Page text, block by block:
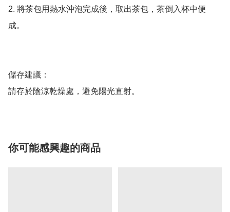
2. 將茶包用熱水沖泡完成後，取出茶包，茶倒入杯中便
成。
儲存建議：
請存於陰涼乾燥處，避免陽光直射。
你可能感興趣的商品